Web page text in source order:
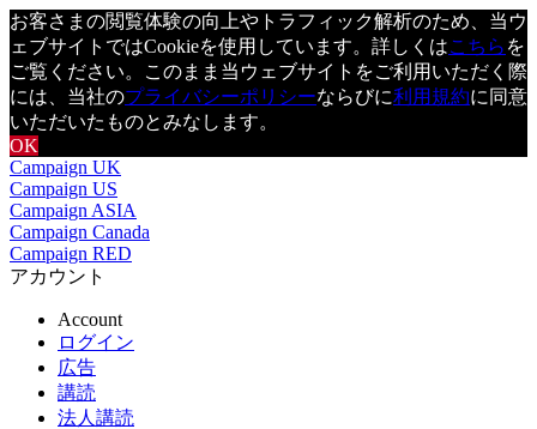
お客さまの閲覧体験の向上やトラフィック解析のため、当ウ
ェブサイトではCookieを使用しています。詳しくはこちら を
ご覧ください。このまま当ウェブサイトをご利用いただく際
には、当社のプライバシーポリシーならびに利用規約に同意
いただいたものとみなします。
OK
Campaign UK
Campaign US
Campaign ASIA
Campaign Canada
Campaign RED
アカウント
Account
ログイン
広告
講読
法人講読